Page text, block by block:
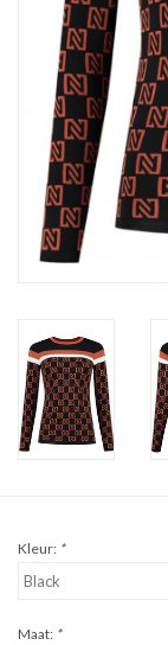
Pakken
Accessoires
Merken
Kleur: *
Maat: *